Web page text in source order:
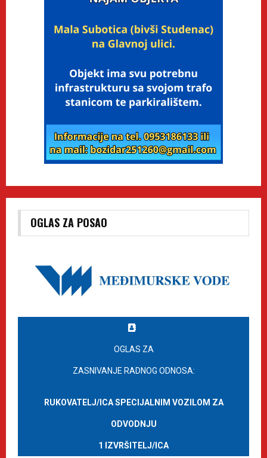
OGLAS ZA POSAO
OGLAS ZA
ZASNIVANJE RADNOG ODNOSA:
RUKOVATELJ/ICA SPECIJALNIM VOZILOM ZA
ODVODNJU
1 IZVRŠITELJ/ICA